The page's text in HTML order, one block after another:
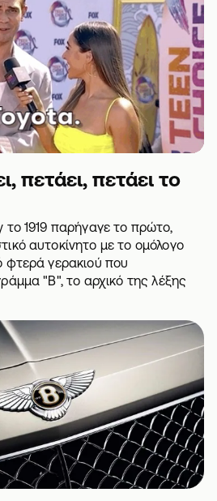
πετάει, πετάει το
1919 παρήγαγε το πρώτο,
αυτοκίνητο με το ομόλογο
φτερά γερακιού που
"B", το αρχικό της λέξης